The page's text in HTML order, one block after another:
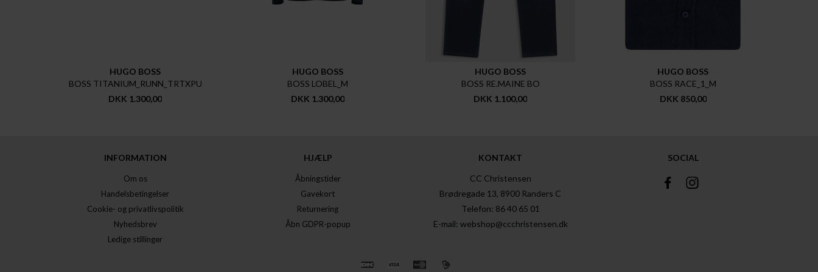
HUGO BOSS
BOSS TITANIUM_RUNN_TRTXPU
DKK 1.300,00
HUGO BOSS
BOSS LOBEL_M
DKK 1.300,00
HUGO BOSS
BOSS RE.MAINE BO
DKK 1.100,00
HUGO BOSS
BOSS RACE_1_M
DKK 850,00
INFORMATION
Om os
Handelsbetingelser
Cookie- og privatlivspolitik
Nyhedsbrev
Ledige stillinger
HJÆLP
Åbningstider
Gavekort
Returnering
Åbn GDPR-popup
KONTAKT
CC Christensen
Brødregade 13, 8900 Randers C
Telefon: 86 40 65 01
E-mail: webshop@ccchristensen.dk
SOCIAL